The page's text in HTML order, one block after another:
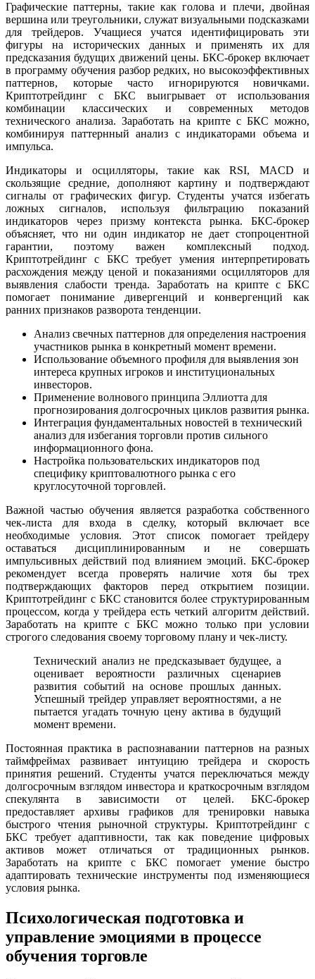
Графические паттерны, такие как голова и плечи, двойная
вершина или треугольники, служат визуальными подсказками
для трейдеров. Учащиеся учатся идентифицировать эти
фигуры на исторических данных и применять их для
предсказания будущих движений цены. БКС-брокер включает
в программу обучения разбор редких, но высокоэффективных
паттернов, которые часто игнорируются новичками.
Криптотрейдинг с БКС выигрывает от использования
комбинации классических и современных методов
технического анализа. Заработать на крипте с БКС можно,
комбинируя паттернный анализ с индикаторами объема и
импульса.
Индикаторы и осцилляторы, такие как RSI, MACD и
скользящие средние, дополняют картину и подтверждают
сигналы от графических фигур. Студенты учатся избегать
ложных сигналов, используя фильтрацию показаний
индикаторов через призму контекста рынка. БКС-брокер
объясняет, что ни один индикатор не дает стопроцентной
гарантии, поэтому важен комплексный подход.
Криптотрейдинг с БКС требует умения интерпретировать
расхождения между ценой и показаниями осцилляторов для
выявления слабости тренда. Заработать на крипте с БКС
помогает понимание дивергенций и конвергенций как
ранних признаков разворота тенденции.
Анализ свечных паттернов для определения настроения
участников рынка в конкретный момент времени.
Использование объемного профиля для выявления зон
интереса крупных игроков и институциональных
инвесторов.
Применение волнового принципа Эллиотта для
прогнозирования долгосрочных циклов развития рынка.
Интеграция фундаментальных новостей в технический
анализ для избегания торговли против сильного
информационного фона.
Настройка пользовательских индикаторов под
специфику криптовалютного рынка с его
круглосуточной торговлей.
Важной частью обучения является разработка собственного
чек-листа для входа в сделку, который включает все
необходимые условия. Этот список помогает трейдеру
оставаться дисциплинированным и не совершать
импульсивных действий под влиянием эмоций. БКС-брокер
рекомендует всегда проверять наличие хотя бы трех
подтверждающих факторов перед открытием позиции.
Криптотрейдинг с БКС становится более структурированным
процессом, когда у трейдера есть четкий алгоритм действий.
Заработать на крипте с БКС можно только при условии
строгого следования своему торговому плану и чек-листу.
Технический анализ не предсказывает будущее, а
оценивает вероятности различных сценариев
развития событий на основе прошлых данных.
Успешный трейдер управляет вероятностями, а не
пытается угадать точную цену актива в будущий
момент времени.
Постоянная практика в распознавании паттернов на разных
таймфреймах развивает интуицию трейдера и скорость
принятия решений. Студенты учатся переключаться между
долгосрочным взглядом инвестора и краткосрочным взглядом
спекулянта в зависимости от целей. БКС-брокер
предоставляет архивы графиков для тренировки навыка
быстрого чтения рыночной структуры. Криптотрейдинг с
БКС требует адаптивности, так как поведение цифровых
активов может отличаться от традиционных рынков.
Заработать на крипте с БКС помогает умение быстро
адаптировать технические инструменты под изменяющиеся
условия рынка.
Психологическая подготовка и
управление эмоциями в процессе
обучения торговле